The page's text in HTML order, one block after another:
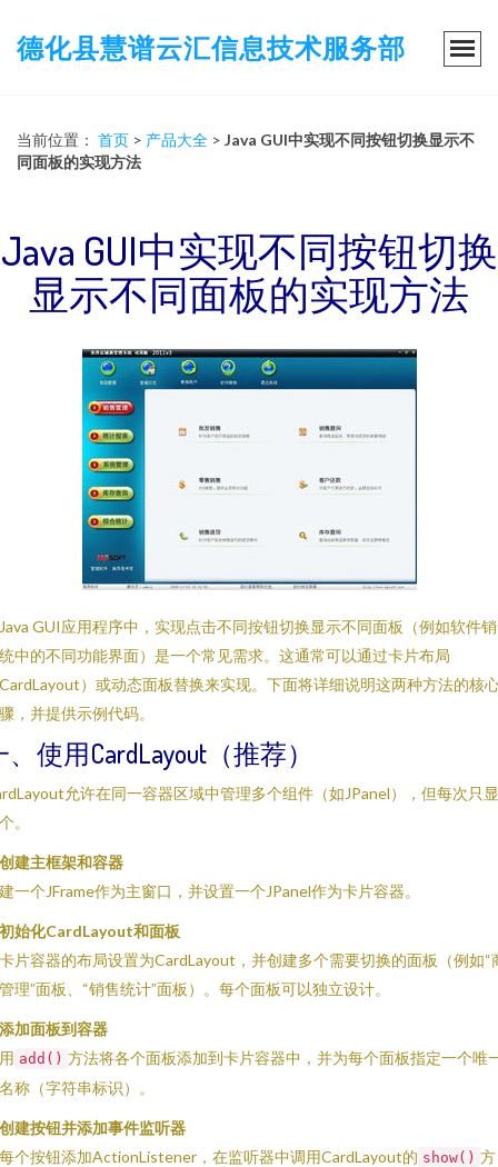
德化县慧谱云汇信息技术服务部
当前位置： 首页 > 产品大全 > Java GUI中实现不同按钮切换显示不
同面板的实现方法
Java GUI中实现不同按钮切换
显示不同面板的实现方法
GUI应用程序中，实现点击不同按钮切换显示不同面板（例如软件
中的不同功能界面）是一个常见需求。这通常可以通过卡片布局
）或动态面板替换来实现。下面将详细说明这两种方法的核
，并提供示例代码。
、使用CardLayout（推荐）
允许在同一容器区域中管理多个组件（如JPanel），但每次只
。
创建主框架和容器
一个JFrame作为主窗口，并设置一个JPanel作为卡片容器。
初始化CardLayout和面板
片容器的布局设置为CardLayout，并创建多个需要切换的面板（例如“
理”面板、“销售统计”面板）。每个面板可以独立设计。
添加面板到容器
add() 方法将各个面板添加到卡片容器中，并为每个面板指定一个唯
称（字符串标识）。
创建按钮并添加事件监听器
个按钮添加ActionListener，在监听器中调用CardLayout的 show() 方